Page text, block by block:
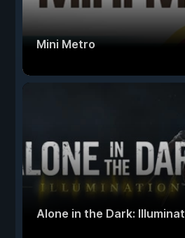
Mini Metro
Alone in the Dark: